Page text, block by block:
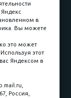
Яндекс
в
Вы можете
это может
этот
Яндексом в
Россия,